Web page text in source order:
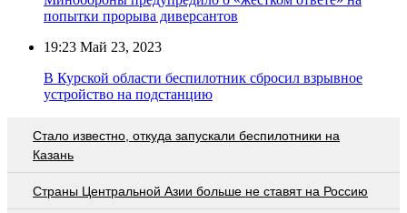
попытки прорыва диверсантов
19:23 Май 23, 2023
В Курской области беспилотник сбросил взрывное
устройство на подстанцию
Стало известно, откуда запускали беспилотники на
Казань
Страны Центральной Азии больше не ставят на Россию